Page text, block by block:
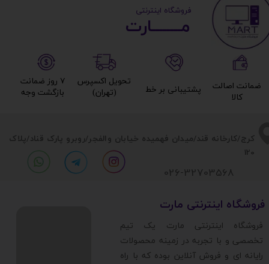
​​کرج/کارخانه قند/میدان فهمیده خیابان والفجر/روبرو پارک قناد/پلاک
120
​فروشگاه اینترنتی مارت
​فروشگاه اینترنتی مارت یک تیم
تخصصی و با تجربه در زمینه محصولات
رایانه ای و فروش آنلاین بوده که با راه
026-32703568
مــــــــارت​​​​​​
​ ​فروشگاه اینترنتی
۷ روز ضمانت
بازگشت وجه​​​​​​​
تحویل اکسپرس
(تهران)​​​​​​​
پشتیبانی بر خط​​​​​​​
ضمانت اصالت
کالا​​​​​​​